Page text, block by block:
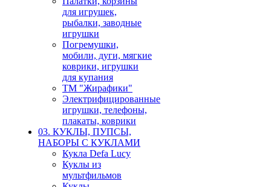
для игрушек,
рыбалки, заводные
игрушки
Погремушки,
мобили, дуги, мягкие
коврики, игрушки
для купания
ТМ "Жирафики"
Электрифицированные
игрушки, телефоны,
плакаты, коврики
03. КУКЛЫ, ПУПСЫ,
НАБОРЫ С КУКЛАМИ
Кукла Defa Lucy
Куклы из
мультфильмов